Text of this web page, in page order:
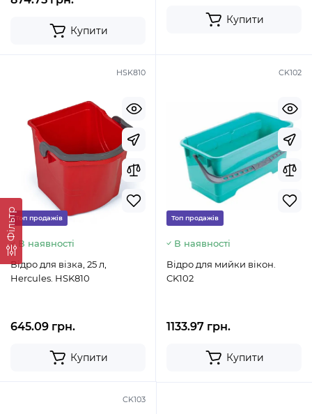
Фільтр
Купити
Купити
HSK810
Топ продажів
В наявності
Відро для візка, 25 л,
Hercules. HSK810
645.09 грн.
Купити
CK102
Топ продажів
В наявності
Відро для мийки вікон.
CK102
1133.97 грн.
Купити
CK103